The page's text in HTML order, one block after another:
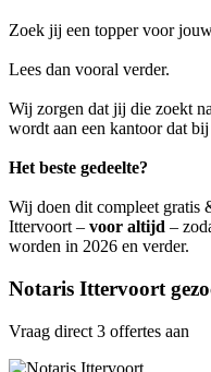
Zoek jij een topper voor
Lees dan vooral verder.
Wij zorgen dat jij die zoekt
wordt aan een kantoor dat bij
Het beste gedeelte?
Wij doen dit compleet gratis
Ittervoort – voor altijd –
worden in 2026 en verder.
Notaris Ittervoort
Vraag direct 3 offertes aan